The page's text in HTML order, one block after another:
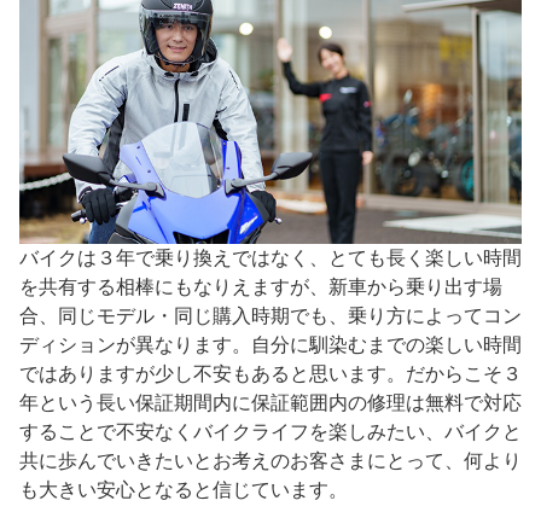
バイクは３年で乗り換えではなく、とても長く楽しい時間
を共有する相棒にもなりえますが、新車から乗り出す場
合、同じモデル・同じ購入時期でも、乗り方によってコン
ディションが異なります。自分に馴染むまでの楽しい時間
ではありますが少し不安もあると思います。だからこそ３
年という長い保証期間内に保証範囲内の修理は無料で対応
することで不安なくバイクライフを楽しみたい、バイクと
共に歩んでいきたいとお考えのお客さまにとって、何より
も大きい安心となると信じています。